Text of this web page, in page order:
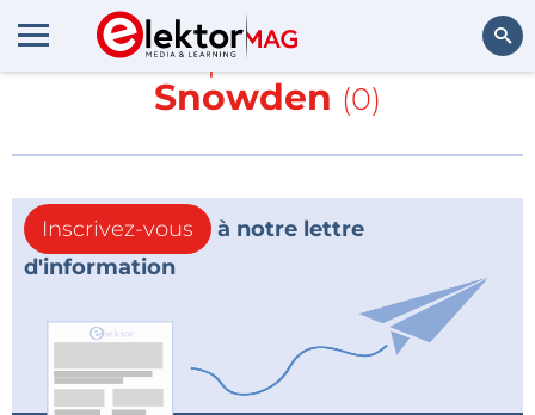
En savoir plus sur
Edward
Snowden (0)
Inscrivez-vous
à notre lettre
d'information